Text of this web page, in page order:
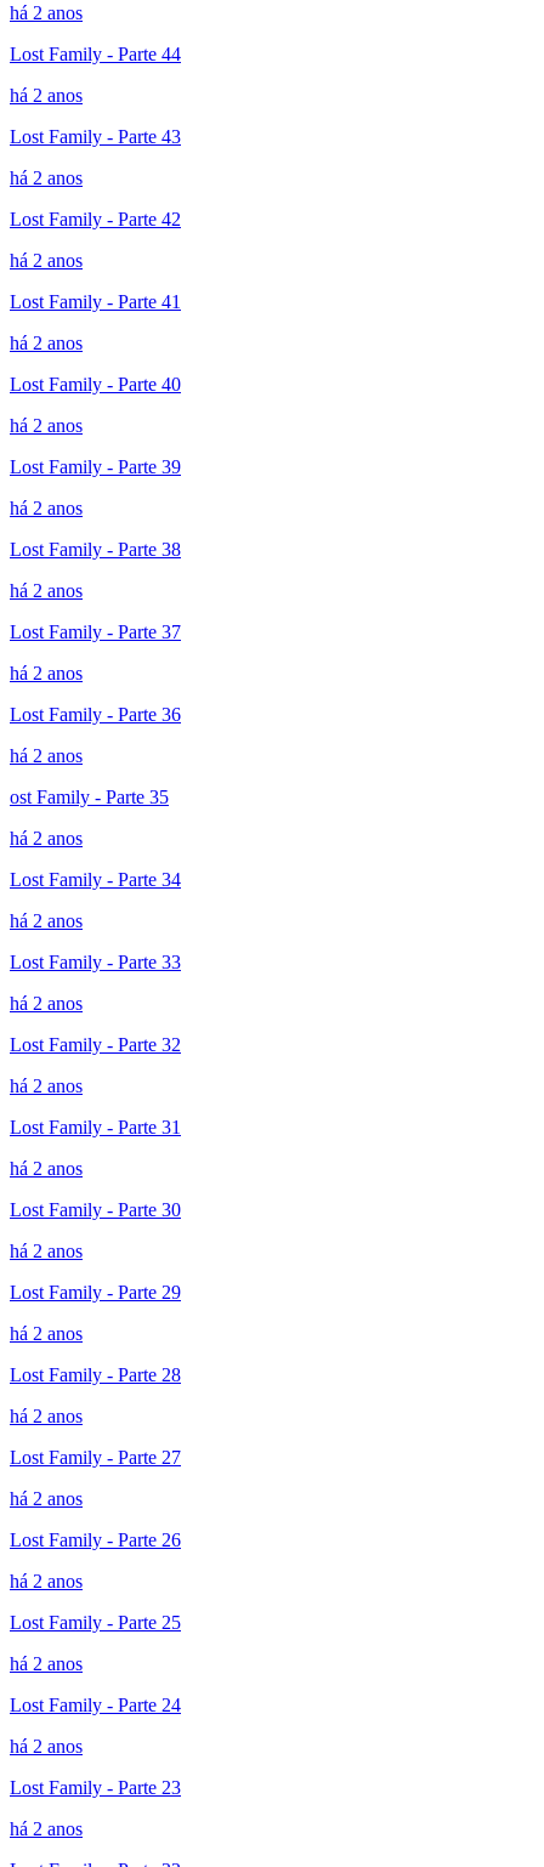
há 2 anos
Lost Family - Parte 44
há 2 anos
Lost Family - Parte 43
há 2 anos
Lost Family - Parte 42
há 2 anos
Lost Family - Parte 41
há 2 anos
Lost Family - Parte 40
há 2 anos
Lost Family - Parte 39
há 2 anos
Lost Family - Parte 38
há 2 anos
Lost Family - Parte 37
há 2 anos
Lost Family - Parte 36
há 2 anos
ost Family - Parte 35
há 2 anos
Lost Family - Parte 34
há 2 anos
Lost Family - Parte 33
há 2 anos
Lost Family - Parte 32
há 2 anos
Lost Family - Parte 31
há 2 anos
Lost Family - Parte 30
há 2 anos
Lost Family - Parte 29
há 2 anos
Lost Family - Parte 28
há 2 anos
Lost Family - Parte 27
há 2 anos
Lost Family - Parte 26
há 2 anos
Lost Family - Parte 25
há 2 anos
Lost Family - Parte 24
há 2 anos
Lost Family - Parte 23
há 2 anos